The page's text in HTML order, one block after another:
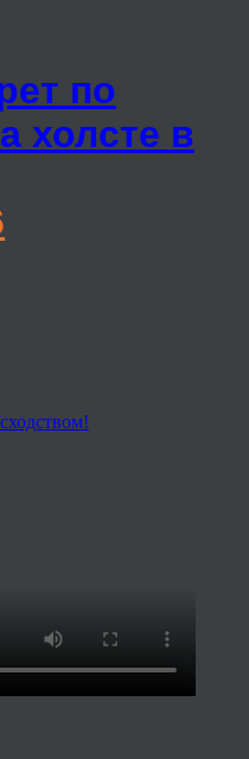
по
холсте в